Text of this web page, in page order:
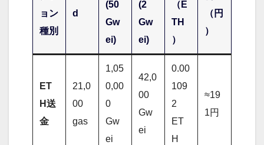
ョン
種別
d
(50
Gw
ei)
(2
Gw
ei)
（E
TH
）
（円
）
ET
H送
金
21,0
00
gas
1,05
0,00
0
Gw
ei
42,0
00
Gw
ei
0.00
109
2
ET
H
≈19
1円